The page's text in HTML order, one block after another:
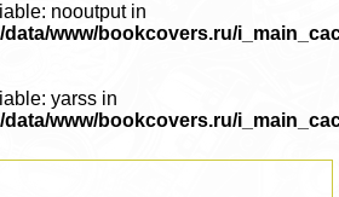
nooutput in
data/www/bookcovers.ru/
yarss in
data/www/bookcovers.ru/